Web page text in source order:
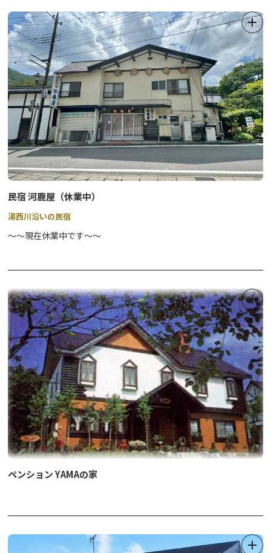
民宿 河鹿屋（休業中）
湯西川沿いの民宿
～～現在休業中です～～
ペンション YAMAの家